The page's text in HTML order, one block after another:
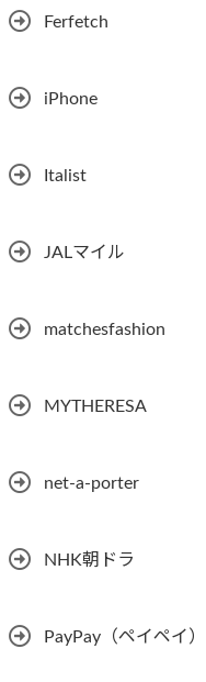
Ferfetch
iPhone
Italist
JALマイル
matchesfashion
MYTHERESA
net-a-porter
NHK朝ドラ
PayPay（ペイペイ）